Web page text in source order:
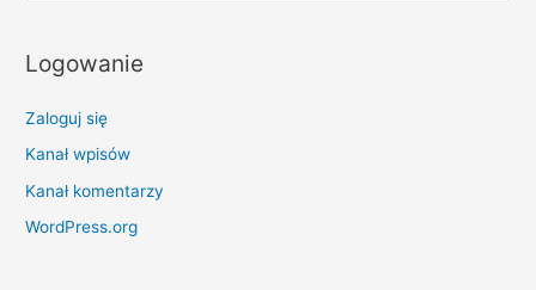
r
h
f
o
Logowanie
Zaloguj się
Kanał wpisów
Kanał komentarzy
WordPress.org